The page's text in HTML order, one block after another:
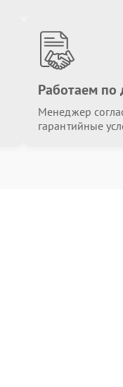
Работаем по
Менеджер
гарантийные